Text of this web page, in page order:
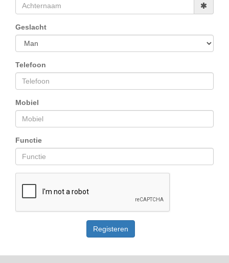
Geslacht
Telefoon
Mobiel
Functie